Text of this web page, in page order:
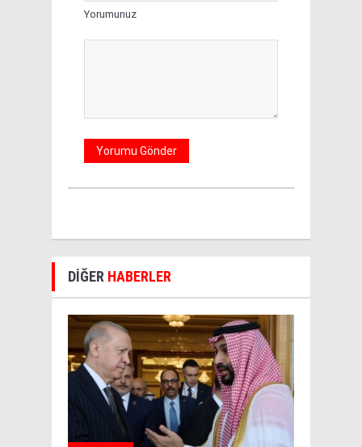
Yorumunuz
DİĞER HABERLER